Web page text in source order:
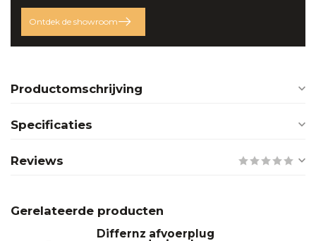
Ontdek de showroom
Productomschrijving
Specificaties
Reviews
Gerelateerde producten
Differnz afvoerplug